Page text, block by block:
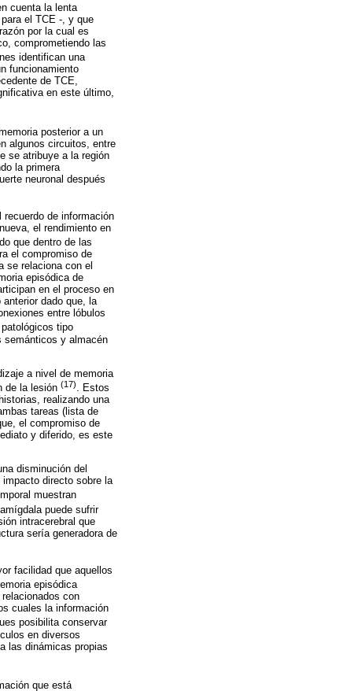
cuenta la lenta
el TCE -, y que
por la cual es
comprometiendo las
identifican una
funcionamiento
de TCE,
en este último,
posterior a un
algunos circuitos, entre
se atribuye a la región
la primera
neuronal después
de información
el rendimiento en
que dentro de las
el compromiso de
se relaciona con el
episódica de
en el proceso en
dado que, la
entre lóbulos
tipo
semánticos y almacén
a nivel de memoria
de la lesión (17). Estos
realizando una
tareas (lista de
el compromiso de
y diferido, es este
disminución del
directo sobre la
muestran
puede sufrir
intracerebral que
sería generadora de
facilidad que aquellos
episódica
con
cuales la información
posibilita conservar
en diversos
las dinámicas propias
que está